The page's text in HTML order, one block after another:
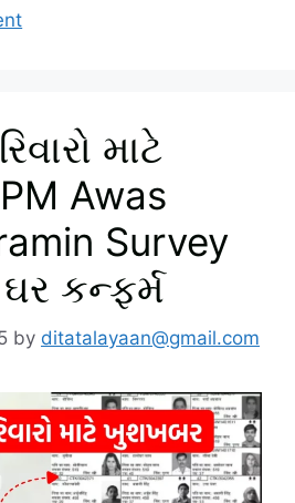
માટે
Awas
Survey
કન્ફર્મ
by ditatalayaan@gmail.com